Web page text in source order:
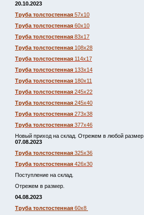
20.10.2023
Труба толстостенная 57х10
Труба толстостенная 60х10
Труба толстостенная 83х17
Труба толстостенная 108х28
Труба толстостенная 114х17
Труба толстостенная 133х14
Труба толстостенная 180х11
Труба толстостенная 245х22
Труба толстостенная 245х40
Труба толстостенная 273х38
Труба толстостенная 377х46
Новый приход на склад. Отрежем в любой размер
07.08.2023
Труба толстостенная 325х36
Труба толстостенная 426х30
Поступление на склад.
Отрежем в размер.
04.08.2023
Труба толстостенная 60х8